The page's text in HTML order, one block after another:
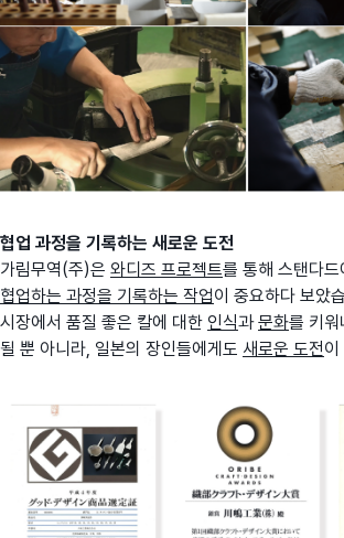
협업 과정을 기록하는 새로운 도전
가림무역(주)은 와디즈 프로젝트를 통해 스탠다
협업하는 과정을 기록하는 작업이 중요하다 보았
시장에서 품질 좋은 칼에 대한 인식과문화를 키워
될 뿐 아니라, 일본의 장인들에게도 새로운 도전이